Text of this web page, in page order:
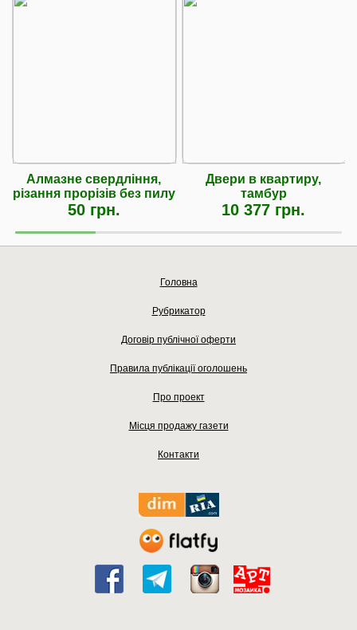
Алмазне свердління,
різання прорізів без пилу
50 грн.
Двери в квартиру,
тамбур
10 377 грн.
Головна
Рубрикатор
Договір публічної оферти
Правила публікації оголошень
Про проект
Місця продажу газети
Контакти